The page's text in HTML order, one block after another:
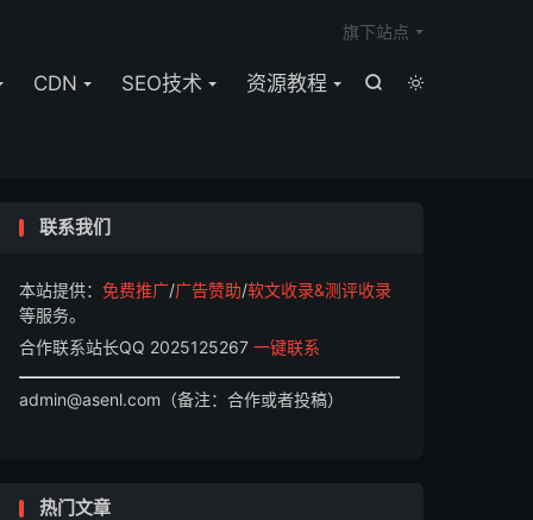


CDN SEO技术 资源教程
旗下站点
联系我们
本站提供： 免费推广/广告赞助/软文收录&测评收录
等服务。
合作联系站长QQ 2025125267 一键联系
admin@asenl.com（备注：合作或者投稿）
热门文章